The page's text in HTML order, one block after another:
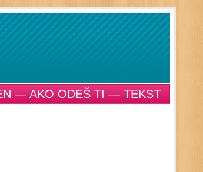
— AKO ODEŠ TI — TEKST